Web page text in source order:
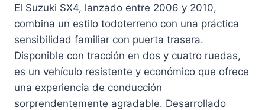
El Suzuki SX4, lanzado entre 2006 y 2010,
combina un estilo todoterreno con una práctica
sensibilidad familiar con puerta trasera.
Disponible con tracción en dos y cuatro ruedas,
es un vehículo resistente y económico que ofrece
una experiencia de conducción
sorprendentemente agradable. Desarrollado